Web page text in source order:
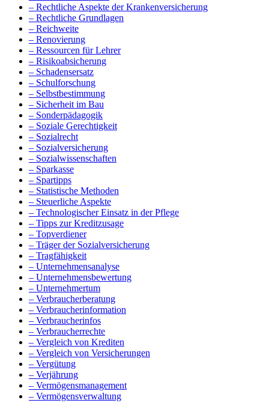
– Rechtliche Aspekte der Krankenversicherung
– Rechtliche Grundlagen
– Reichweite
– Renovierung
– Ressourcen für Lehrer
– Risikoabsicherung
– Schadensersatz
– Schulforschung
– Selbstbestimmung
– Sicherheit im Bau
– Sonderpädagogik
– Soziale Gerechtigkeit
– Sozialrecht
– Sozialversicherung
– Sozialwissenschaften
– Sparkasse
– Spartipps
– Statistische Methoden
– Steuerliche Aspekte
– Technologischer Einsatz in der Pflege
– Tipps zur Kreditzusage
– Topverdiener
– Träger der Sozialversicherung
– Tragfähigkeit
– Unternehmensanalyse
– Unternehmensbewertung
– Unternehmertum
– Verbraucherberatung
– Verbraucherinformation
– Verbraucherinfos
– Verbraucherrechte
– Vergleich von Krediten
– Vergleich von Versicherungen
– Vergütung
– Verjährung
– Vermögensmanagement
– Vermögensverwaltung